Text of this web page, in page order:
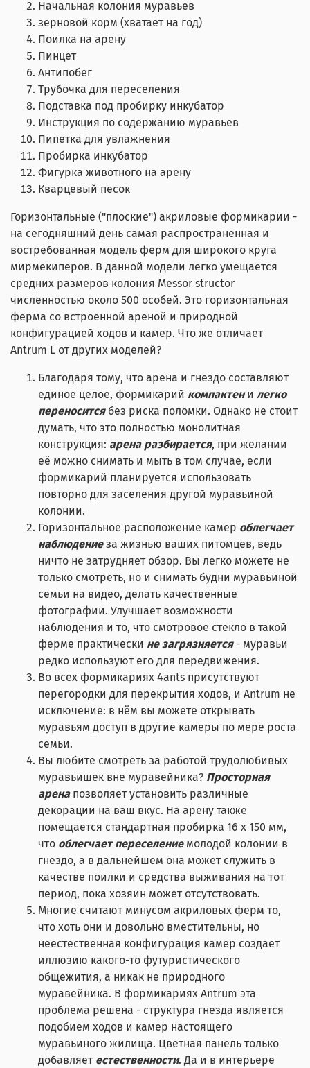
Начальная колония муравьев
зерновой корм (хватает на год)
Поилка на арену
Пинцет
Антипобег
Трубочка для переселения
Подставка под пробирку инкубатор
Инструкция по содержанию муравьев
Пипетка для увлажнения
Пробирка инкубатор
Фигурка животного на арену
Кварцевый песок
Горизонтальные ("плоские") акриловые формикарии -
на сегодняшний день самая распространенная и
востребованная модель ферм для широкого круга
мирмекиперов. В данной модели легко умещается
средних размеров колония Messor structor
численностью около 500 особей. Это горизонтальная
ферма со встроенной ареной и природной
конфигурацией ходов и камер. Что же отличает
Antrum L от других моделей?
Благодаря тому, что арена и гнездо составляют
единое целое, формикарий компактен и легко
переносится без риска поломки. Однако не стоит
думать, что это полностью монолитная
конструкция: арена разбирается, при желании
её можно снимать и мыть в том случае, если
формикарий планируется использовать
повторно для заселения другой муравьиной
колонии.
Горизонтальное расположение камер облегчает
наблюдение за жизнью ваших питомцев, ведь
ничто не затрудняет обзор. Вы легко можете не
только смотреть, но и снимать будни муравьиной
семьи на видео, делать качественные
фотографии. Улучшает возможности
наблюдения и то, что смотровое стекло в такой
ферме практически не загрязняется - муравьи
редко используют его для передвижения.
Во всех формикариях 4ants присутствуют
перегородки для перекрытия ходов, и Antrum не
исключение: в нём вы можете открывать
муравьям доступ в другие камеры по мере роста
семьи.
Вы любите смотреть за работой трудолюбивых
муравьишек вне муравейника? Просторная
арена позволяет установить различные
декорации на ваш вкус. На арену также
помещается стандартная пробирка 16 x 150 мм,
что облегчает переселение молодой колонии в
гнездо, а в дальнейшем она может служить в
качестве поилки и средства выживания на тот
период, пока хозяин может отсутствовать.
Многие считают минусом акриловых ферм то,
что хоть они и довольно вместительны, но
неестественная конфигурация камер создает
иллюзию какого-то футуристического
общежития, а никак не природного
муравейника. В формикариях Antrum эта
проблема решена - структура гнезда является
подобием ходов и камер настоящего
муравьиного жилища. Цветная панель только
добавляет естественности. Да и в интерьере